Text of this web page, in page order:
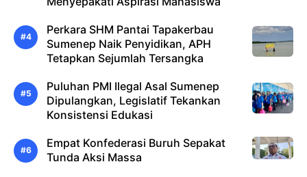
Perkara SHM Pantai Tapakerbau
Sumenep Naik Penyidikan, APH
Tetapkan Sejumlah Tersangka
Puluhan PMI Ilegal Asal Sumenep
Dipulangkan, Legislatif Tekankan
Konsistensi Edukasi
Empat Konfederasi Buruh Sepakat
Tunda Aksi Massa